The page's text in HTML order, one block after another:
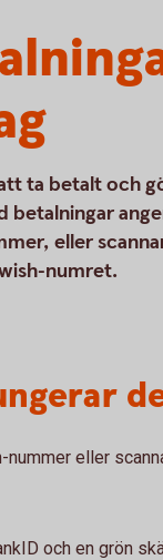
ta betalt och
betalningar
eller
numret.
eller
och en grön